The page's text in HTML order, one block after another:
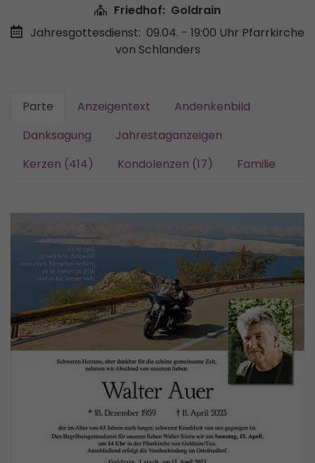
Friedhof: Goldrain
Jahresgottesdienst: 09.04. - 19:00 Uhr Pfarrkirche
von Schlanders
Parte Anzeigentext
Andenkenbild
Danksagung
Jahrestaganzeigen
Kerzen (414)
Kondolenzen (17) Familie